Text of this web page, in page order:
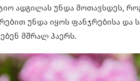
ადგილას უნდა მოთავსდეს,
უნდა იყოს ფანჯრებისა და
მშრალ ჰაერს.